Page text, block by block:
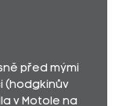
před mými
(hodgkinův
v Motole na